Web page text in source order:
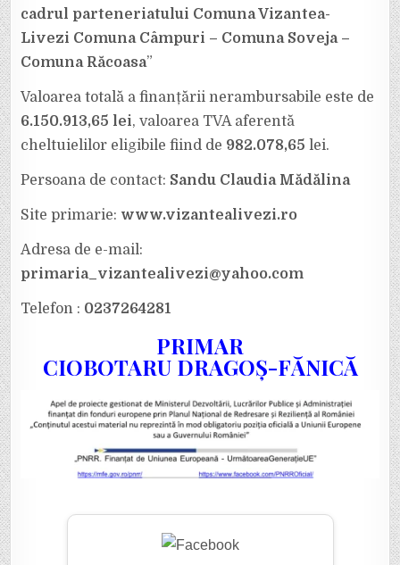
cadrul parteneriatului Comuna Vizantea-
Livezi Comuna Câmpuri – Comuna Soveja –
Comuna Răcoasa”
Valoarea totală a finanțării nerambursabile este de
6.150.913,65 lei, valoarea TVA aferentă
cheltuielilor eligibile fiind de 982.078,65 lei.
Persoana de contact: Sandu Claudia Mădălina
Site primarie: www.vizantealivezi.ro
Adresa de e-mail:
primaria_vizantealivezi@yahoo.com
Telefon : 0237264281
PRIMAR
CIOBOTARU DRAGOȘ-FĂNICĂ